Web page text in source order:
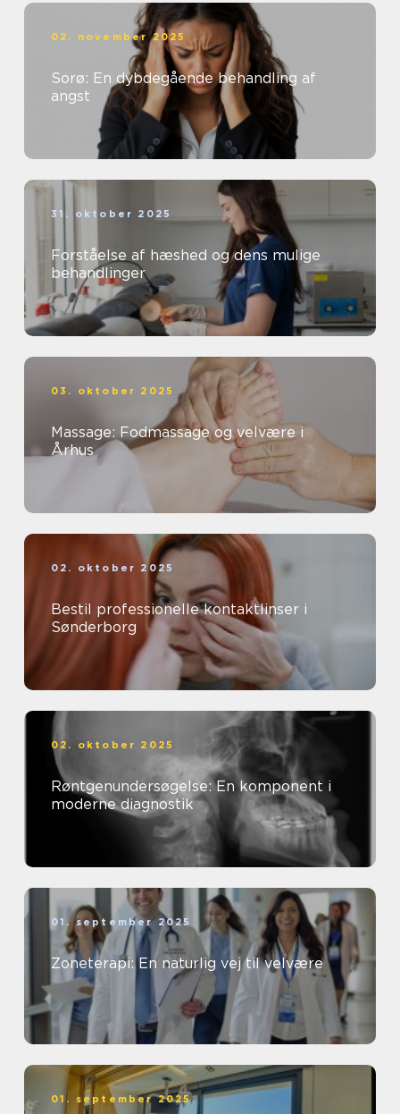
02. november 2025
Sorø: En dybdegående behandling af
angst
31. oktober 2025
Forståelse af hæshed og dens mulige
behandlinger
03. oktober 2025
Massage: Fodmassage og velvære i
Århus
02. oktober 2025
Bestil professionelle kontaktlinser i
Sønderborg
02. oktober 2025
Røntgenundersøgelse: En komponent i
moderne diagnostik
01. september 2025
Zoneterapi: En naturlig vej til velvære
01. september 2025